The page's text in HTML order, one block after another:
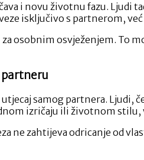
i novu životnu fazu. Ljudi
isključivo s partnerom,
osobnim osvježenjem. To
partneru
samog partnera.
izričaju ili životnom stilu,
ne zahtijeva odricanje od